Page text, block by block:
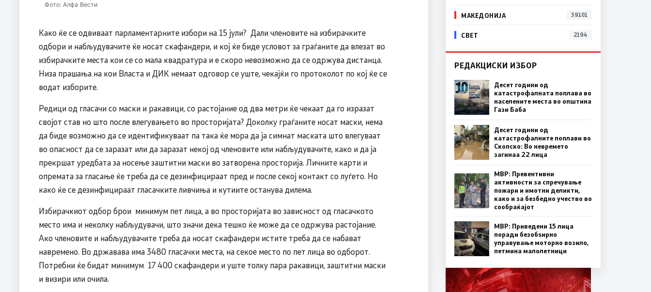
Фото: Алфа Вести
Како ќе се одвиваат парламентарните избори на 15 јули? Дали членовите на избирачките
одбори и набљудувачите ќе носат скафандери, и кој ќе биде условот за граѓаните да влезат во
избирачките места кои се со мала квадратура и е скоро невозможно да се одржува дистанца.
Низа прашања на кои Власта и ДИК немаат одговор се уште, чекајќи го протоколот по кој ќе се
водат изборите.
Редици од гласачи со маски и ракавици, со растојание од два метри ќе чекаат да го изразат
својот став но што после влегувањето во просторијата? Доколку граѓаните носат маски, нема
да биде возможно да се идентификуваат па така ќе мора да ја симнат маската што влегуваат
во опасност да се заразат или да заразат некој од членовите или набљудувачите, како и да ја
прекршат уредбата за носење заштитни маски во затворена просторија. Личните карти и
опремата за гласање ќе треба да се дезинфицираат пред и после секој контакт со луѓето. Но
како ќе се дезинфицираат гласачките ливчиња и кутиите останува дилема.
Избирачкиот одбор брои минимум пет лица, а во просторијата во зависност од гласачкото
место има и неколку набљудувачи, што значи дека тешко ќе може да се одржува растојание.
Ако членовите и набљудувачите треба да носат скафандери истите треба да се набават
навремено. Во државава има 3480 гласачки места, на секое место по пет лица во одборот.
Потребни ќе бидат минимум 17 400 скафандери и уште толку пара ракавици, заштитни маски
и визири или очила.
МАКЕДОНИЈА 39101
СВЕТ 2194
РЕДАКЦИСКИ ИЗБОР
Десет години од
катастрофалната поплава во
населените места во општина
Гази Баба
Десет години од
катастрофалните поплави во
Скопско: Во невремето
загинаа 22 лица
МВР: Превентивни
активности за спречување
пожари и имотни деликти,
како и за безбедно учество во
сообраќајот
МВР: Приведени 15 лица
поради безобѕирно
управување моторно возило,
петмина малолетници